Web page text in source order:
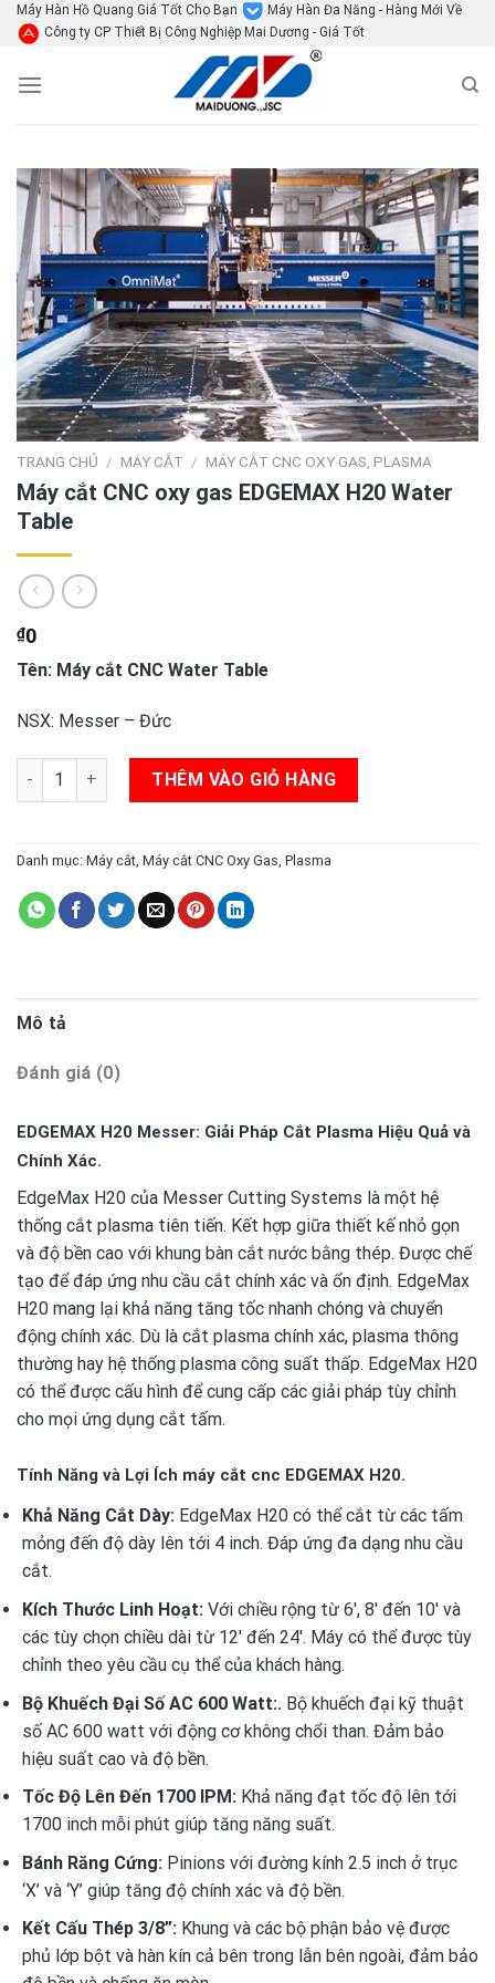
SkipMáy Hàn Hồ Quang Giá Tốt Cho Bạn
Máy Hàn Đa Năng - Hàng Mới Về
Công ty CP Thiết Bị Công Nghiệp Mai Dương - Giá Tốt
TRANG CHỦ / MÁY CẮT / MÁY CẮT CNC OXY GAS, PLASMA
Máy cắt CNC oxy gas EDGEMAX H20 Water
Table
₫0
Tên: Máy cắt CNC Water Table
NSX: Messer – Đức
Máy cắt CNC oxy gas EDGEMAX H20 Water Table số lượng
THÊM VÀO GIỎ HÀNG
Danh mục: Máy cắt Máy cắt CNC Oxy Gas, Plasma
Mô tả
Đánh giá (0)
EDGEMAX H20 Messer: Giải Pháp Cắt Plasma Hiệu Quả và
Chính Xác.
EdgeMax H20 của Messer Cutting Systems là một hệ
thống cắt plasma tiên tiến. Kết hợp giữa thiết kế nhỏ gọn
và độ bền cao với khung bàn cắt nước bằng thép. Được chế
tạo để đáp ứng nhu cầu cắt chính xác và ổn định. EdgeMax
H20 mang lại khả năng tăng tốc nhanh chóng và chuyển
động chính xác. Dù là cắt plasma chính xác, plasma thông
thường hay hệ thống plasma công suất thấp. EdgeMax H20
có thể được cấu hình để cung cấp các giải pháp tùy chỉnh
cho mọi ứng dụng cắt tấm.
Tính Năng và Lợi Ích máy cắt cnc EDGEMAX H20.
Khả Năng Cắt Dày:EdgeMax H20 có thể cắt từ các tấm
mỏng đến độ dày lên tới 4 inch. Đáp ứng đa dạng nhu cầu
cắt.
Kích Thước Linh Hoạt:Với chiều rộng từ 6′, 8′ đến 10′ và
các tùy chọn chiều dài từ 12′ đến 24′. Máy có thể được tùy
chỉnh theo yêu cầu cụ thể của khách hàng.
Bộ Khuếch Đại Số AC 600 Watt:. Bộ khuếch đại kỹ thuật
số AC 600 watt với động cơ không chổi than. Đảm bảo
hiệu suất cao và độ bền.
Tốc Độ Lên Đến 1700 IPM:Khả năng đạt tốc độ lên tới
1700 inch mỗi phút giúp tăng năng suất.
Bánh Răng Cứng:Pinions với đường kính 2.5 inch ở trục
‘X’ và ‘Y’ giúp tăng độ chính xác và độ bền.
Kết Cấu Thép 3/8”:Khung và các bộ phận bảo vệ được
phủ lớp bột và hàn kín cả bên trong lẫn bên ngoài, đảm bảo